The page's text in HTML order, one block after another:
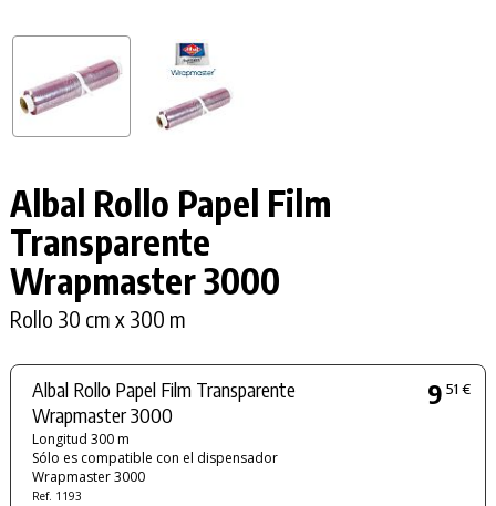
Albal Rollo Papel Film
Transparente
Wrapmaster 3000
Rollo 30 cm x 300 m
Albal Rollo Papel Film Transparente
Wrapmaster 3000
Longitud 300 m
Sólo es compatible con el dispensador
Wrapmaster 3000
Ref. 1193
9 51 €